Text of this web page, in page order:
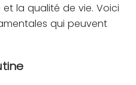
la qualité de vie. Voici
qui peuvent